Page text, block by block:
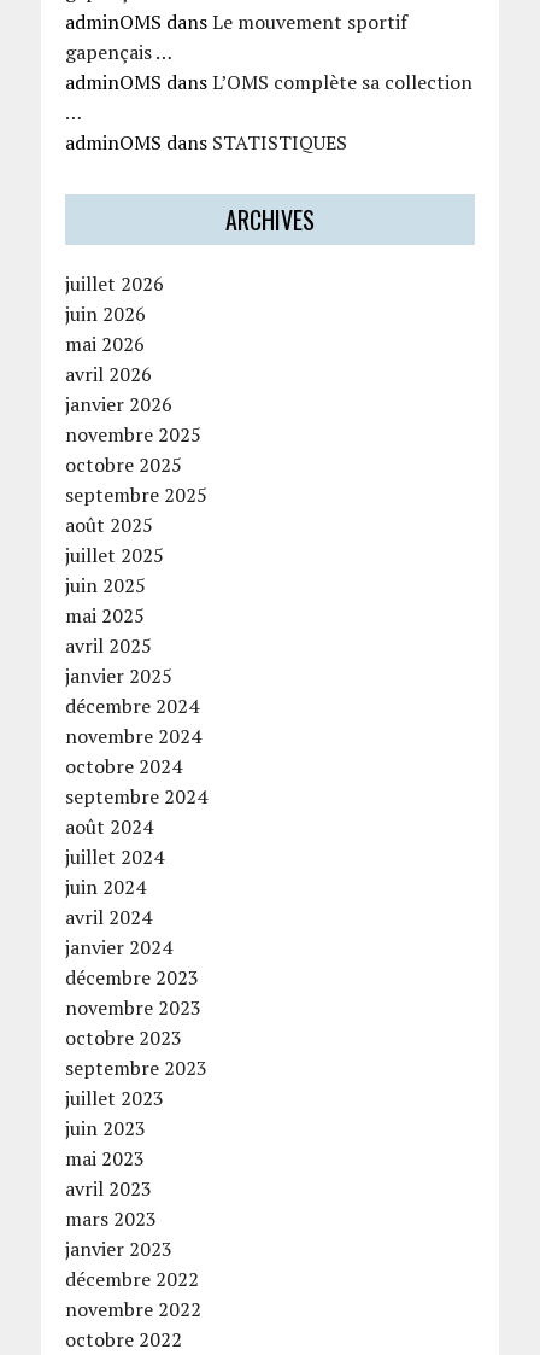
adminOMS dansLe mouvement sportif
gapençais …
adminOMS dansL’OMS complète sa collection
…
adminOMS dans STATISTIQUES
ARCHIVES
juillet 2026
juin 2026
mai 2026
avril 2026
janvier 2026
novembre 2025
octobre 2025
septembre 2025
août 2025
juillet 2025
juin 2025
mai 2025
avril 2025
janvier 2025
décembre 2024
novembre 2024
octobre 2024
septembre 2024
août 2024
juillet 2024
juin 2024
avril 2024
janvier 2024
décembre 2023
novembre 2023
octobre 2023
septembre 2023
juillet 2023
juin 2023
mai 2023
avril 2023
mars 2023
janvier 2023
décembre 2022
novembre 2022
octobre 2022